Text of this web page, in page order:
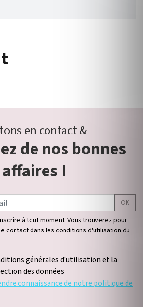
en contact &
de nos bonnes
affaires !
OK
à tout moment. Vous trouverez pour
contact dans les conditions d'utilisation du
générales d'utilisation et la
des données
connaissance de notre politique de